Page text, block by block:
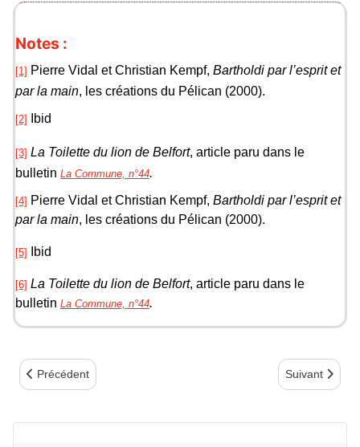
Notes :
[1] Pierre Vidal et Christian Kempf, Bartholdi par l’esprit et
par la main, les créations du Pélican (2000).
[2] Ibid
[3] La Toilette du lion de Belfort, article paru dans le
bulletin La Commune, n°44.
[4] Pierre Vidal et Christian Kempf, Bartholdi par l’esprit et
par la main, les créations du Pélican (2000).
[5] Ibid
[6] La Toilette du lion de Belfort, article paru dans le
bulletin La Commune, n°44.
Article précédent : Victor Hugo en exil
Précédent Article suivant
Suivant